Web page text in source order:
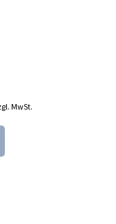
€.
MwSt.